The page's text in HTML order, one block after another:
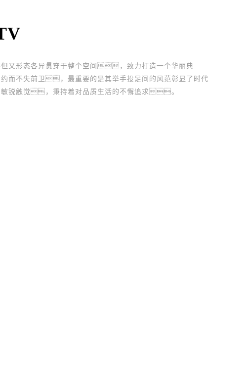
又形态各异贯穿于整个空间，致力打造一个华丽典
不失前卫，最重要的是其举手投足间的风范彰显了时代
锐触觉，秉持着对品质生活的不懈追求。